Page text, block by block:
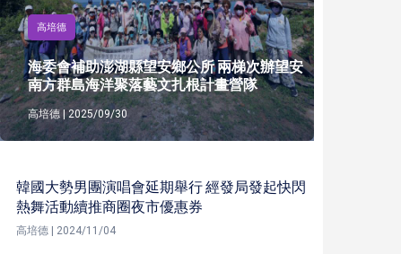
高培德
海委會補助澎湖縣望安鄉公所 兩梯次辦望安
南方群島海洋聚落藝文扎根計畫營隊
高培德 | 2025/09/30
韓國大勢男團演唱會延期舉行 經發局發起快閃
熱舞活動續推商圈夜市優惠券
高培德 | 2024/11/04